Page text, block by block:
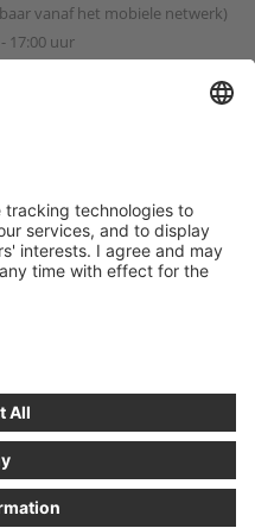
vanaf het mobiele netwerk)
17:00 uur
In de shop voor
en geldt het wettelijke